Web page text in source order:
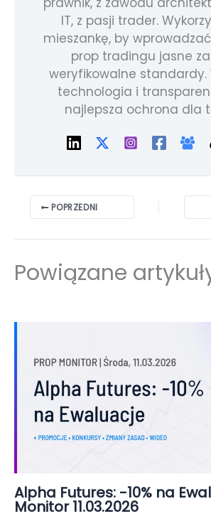
IT, z pasji trader.
mieszankę, by
prop tradingu jasne
weryfikowalne standardy.
technologia i
najlepsza ochrona dla
POPRZEDNI
Powiązane
Alpha Futures: -10% na
Monitor 11.03.2026